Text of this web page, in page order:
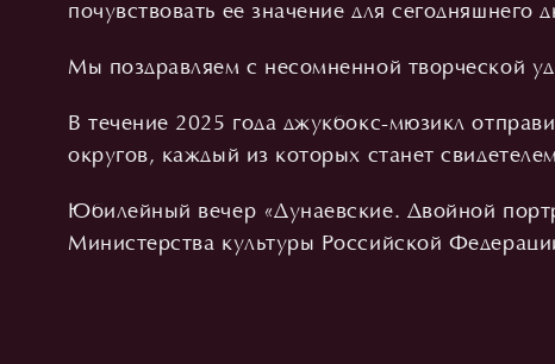
почувствовать ее значение для сегодняшнего
Мы поздравляем с несомненной творческой
В течение 2025 года джукбокс-мюзикл
округов, каждый из которых станет
Юбилейный вечер «Дунаевские. Двойной
Министерства культуры Российской